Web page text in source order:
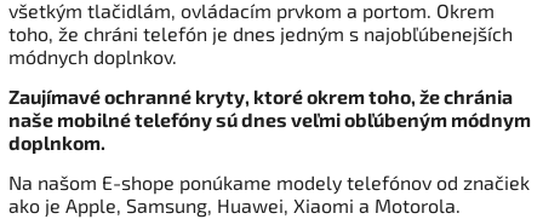
všetkým tlačidlám, ovládacím prvkom a portom. Okrem
toho, že chráni telefón je dnes jedným s najobľúbenejších
módnych doplnkov.
Zaujímavé ochranné kryty, ktoré okrem toho, že chránia
naše mobilné telefóny sú dnes veľmi obľúbeným módnym
doplnkom.
Na našom E-shope ponúkame modely telefónov od značiek
ako je Apple, Samsung, Huawei, Xiaomi a Motorola.